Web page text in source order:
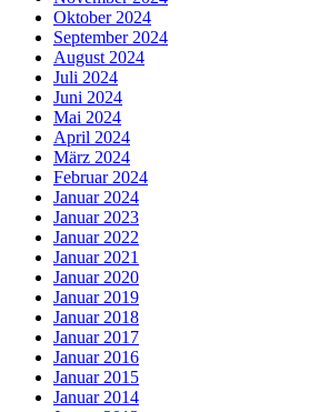
Oktober 2024
September 2024
August 2024
Juli 2024
Juni 2024
Mai 2024
April 2024
März 2024
Februar 2024
Januar 2024
Januar 2023
Januar 2022
Januar 2021
Januar 2020
Januar 2019
Januar 2018
Januar 2017
Januar 2016
Januar 2015
Januar 2014